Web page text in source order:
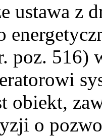
ustawa z
poz. 516)
obiekt,
o